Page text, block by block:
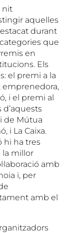
nit
aquelles
durant
que
en
Els
el premi a la
emprenedora,
i el premi al
de Mútua
i La Caixa.
hi ha tres
la millor
amb
i, per
amb el